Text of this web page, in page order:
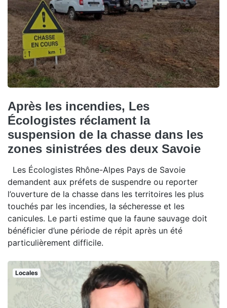
Après les incendies, Les
Écologistes réclament la
suspension de la chasse dans les
zones sinistrées des deux Savoie
Les Écologistes Rhône-Alpes Pays de Savoie
demandent aux préfets de suspendre ou reporter
l’ouverture de la chasse dans les territoires les plus
touchés par les incendies, la sécheresse et les
canicules. Le parti estime que la faune sauvage doit
bénéficier d’une période de répit après un été
particulièrement difficile.
Locales